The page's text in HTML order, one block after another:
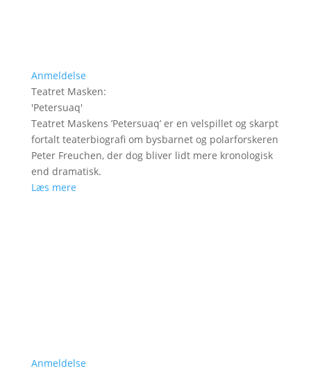
Anmeldelse
Teatret Masken:
'Petersuaq'
Teatret Maskens ’Petersuaq’ er en velspillet og skarpt
fortalt teaterbiografi om bysbarnet og polarforskeren
Peter Freuchen, der dog bliver lidt mere kronologisk
end dramatisk.
Læs mere
Anmeldelse